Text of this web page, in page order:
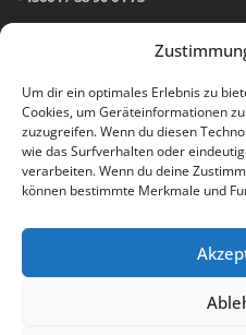
Um dir ein optimales Erlebnis zu
Cookies, um Geräteinformationen
zuzugreifen. Wenn du diesen
wie das Surfverhalten oder
verarbeiten. Wenn du deine
können bestimmte Merkmale und
Wr. Neustädter Straße 1
2733 Grünbach am Schneeberg
Öffnungszeiten Gemeindeamt:
Montag: 8.00 – 12.00 Uhr und
Freitag: 8.00 – 12.00 Uhr
Email: